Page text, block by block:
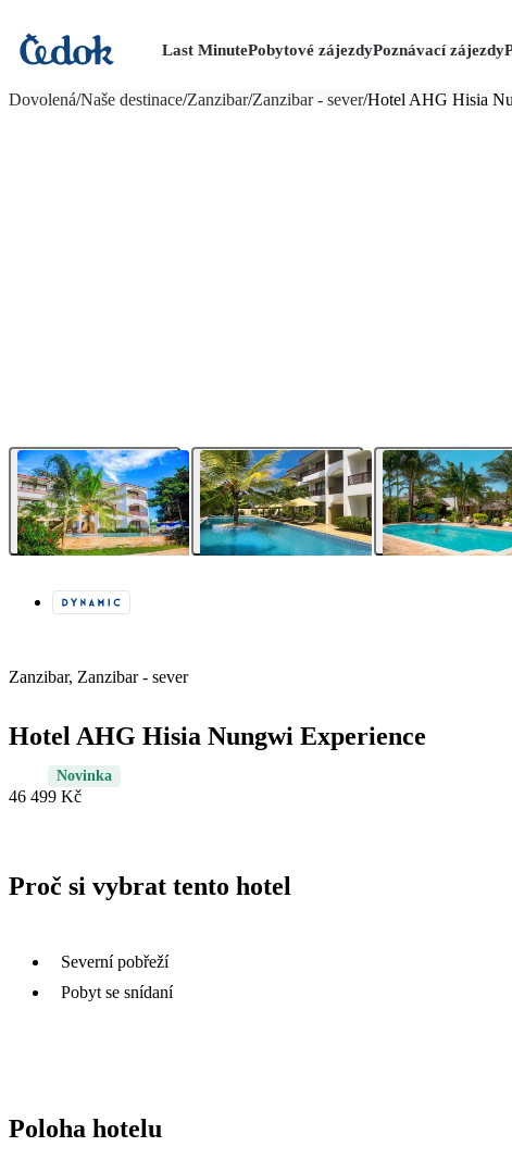
Last MinutePobytové zájezdyPoznávací zájezdy
Dovolená/Naše destinace/Zanzibar/Zanzibar - sever/Hotel AHG Hisia
Zanzibar, Zanzibar - sever
Hotel AHG Hisia Nungwi Experience
Novinka
46 499 Kč
Proč si vybrat tento hotel
Severní pobřeží
Pobyt se snídaní
Poloha hotelu